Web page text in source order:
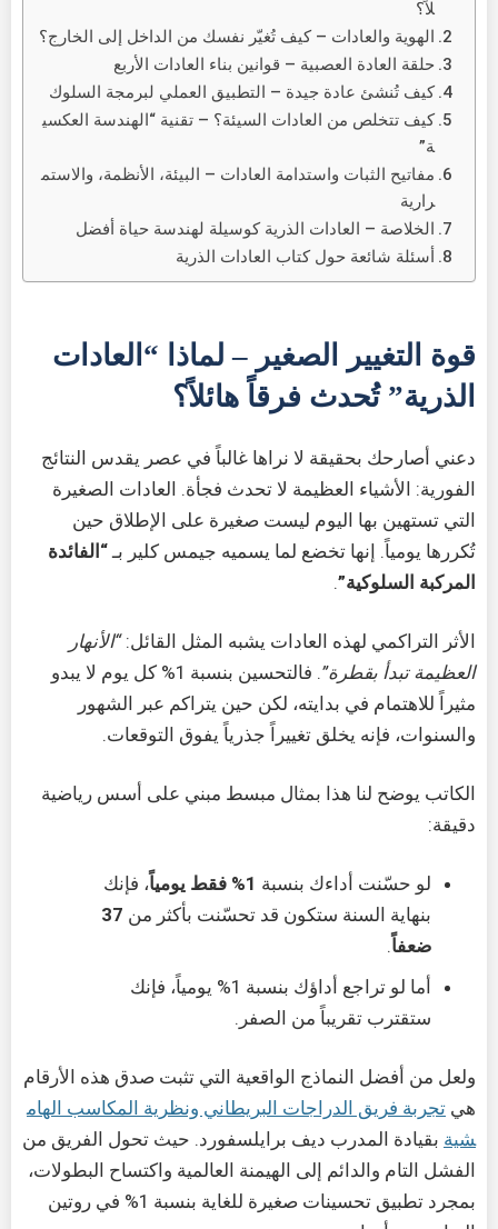
لاً؟
الهوية والعادات – كيف تُغيّر نفسك من الداخل إلى الخارج؟
حلقة العادة العصبية – قوانين بناء العادات الأربع
كيف تُنشئ عادة جيدة – التطبيق العملي لبرمجة السلوك
كيف تتخلص من العادات السيئة؟ – تقنية “الهندسة العكسي
ة”
مفاتيح الثبات واستدامة العادات – البيئة، الأنظمة، والاستم
رارية
الخلاصة – العادات الذرية كوسيلة لهندسة حياة أفضل
أسئلة شائعة حول كتاب العادات الذرية
قوة التغيير الصغير – لماذا “العادات
الذرية” تُحدث فرقاً هائلاً؟
دعني أصارحك بحقيقة لا نراها غالباً في عصر يقدس النتائج
الفورية: الأشياء العظيمة لا تحدث فجأة. العادات الصغيرة
التي تستهين بها اليوم ليست صغيرة على الإطلاق حين
تُكررها يومياً. إنها تخضع لما يسميه جيمس كلير بـ “الفائدة
المركبة السلوكية”.
الأثر التراكمي لهذه العادات يشبه المثل القائل:“الأنهار
العظيمة تبدأ بقطرة”
. فالتحسين بنسبة 1% كل يوم لا يبدو
مثيراً للاهتمام في بدايته، لكن حين يتراكم عبر الشهور
والسنوات، فإنه يخلق تغييراً جذرياً يفوق التوقعات.
الكاتب يوضح لنا هذا بمثال مبسط مبني على أسس رياضية
دقيقة:
لو حسّنت أداءك بنسبة 1% فقط يومياً
، فإنك
بنهاية السنة ستكون قد تحسّنت بأكثر من 37
ضعفاً.
أما لو تراجع أداؤك بنسبة 1% يومياً، فإنك
ستقترب تقريباً من الصفر.
ولعل من أفضل النماذج الواقعية التي تثبت صدق هذه الأرقام
هي تجربة فريق الدراجات البريطاني ونظرية المكاسب الهام
شية بقيادة المدرب ديف برايلسفورد. حيث تحول الفريق من
الفشل التام والدائم إلى الهيمنة العالمية واكتساح البطولات،
بمجرد تطبيق تحسينات صغيرة للغاية بنسبة 1% في روتين